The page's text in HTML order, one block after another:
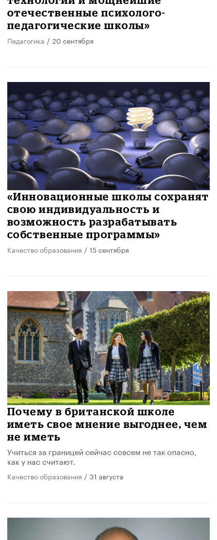
отечественные психолого-
педагогические школы»
Педагогика / 20 сентября
«Инновационные школы сохранят
свою индивидуальность и
возможность разрабатывать
собственные программы»
Качество образования / 15 сентября
Почему в британской школе
иметь свое мнение выгоднее, чем
не иметь
Учиться за границей сейчас совсем не так опасно,
как у нас считают.
Качество образования / 31 августа